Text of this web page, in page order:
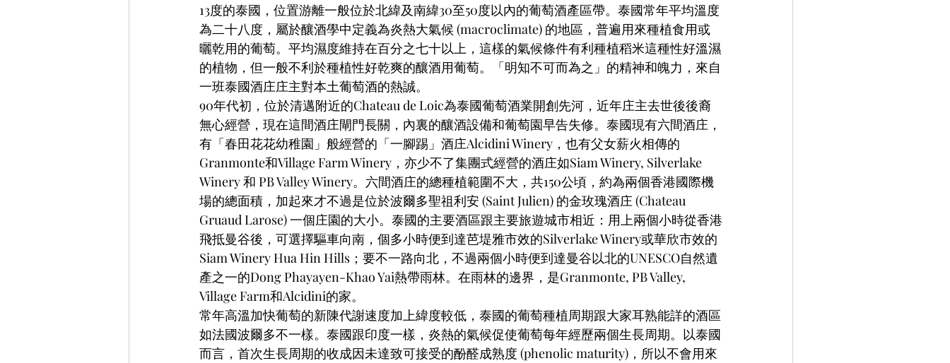
13度的泰國，位置游離一般位於北緯及南緯30至50度以內的葡萄酒產區帶。泰國常年平均溫度
為二十八度，屬於釀酒學中定義為炎熱大氣候 (macroclimate) 的地區，普遍用來種植食用或
曬乾用的葡萄。平均濕度維持在百分之七十以上，這樣的氣候條件有利種植稻米這種性好溫濕
的植物，但一般不利於種植性好乾爽的釀酒用葡萄。「明知不可而為之」的精神和魄力，來自
一班泰國酒庄庄主對本土葡萄酒的熱誠。
90年代初，位於清邁附近的Chateau de Loic為泰國葡萄酒業開創先河，近年庄主去世後後裔
無心經營，現在這間酒庄閘門長關，內裏的釀酒設備和葡萄園早告失修。泰國現有六間酒庄，
有「春田花花幼稚園」般經營的「一腳踢」酒庄Alcidini Winery，也有父女薪火相傳的
Granmonte和Village Farm Winery，亦少不了集團式經營的酒庄如Siam Winery, Silverlake
Winery 和 PB Valley Winery。六間酒庄的總種植範圍不大，共150公頃，約為兩個香港國際機
場的總面積，加起來才不過是位於波爾多聖祖利安 (Saint Julien) 的金玫瑰酒庄 (Chateau
Gruaud Larose) 一個庄園的大小。泰國的主要酒區跟主要旅遊城市相近：用上兩個小時從香港
飛抵曼谷後，可選擇驅車向南，個多小時便到達芭堤雅市效的Silverlake Winery或華欣市效的
Siam Winery Hua Hin Hills；要不一路向北，不過兩個小時便到達曼谷以北的UNESCO自然遺
產之一的Dong Phayayen-Khao Yai熱帶雨林。在雨林的邊界，是Granmonte, PB Valley,
Village Farm和Alcidini的家。
常年高溫加快葡萄的新陳代謝速度加上緯度較低，泰國的葡萄種植周期跟大家耳熟能詳的酒區
如法國波爾多不一樣。泰國跟印度一樣，炎熱的氣候促使葡萄每年經歷兩個生長周期。以泰國
而言，首次生長周期的收成因未達致可接受的酚醛成熟度 (phenolic maturity)，所以不會用來